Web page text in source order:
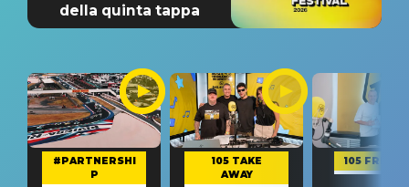
della quinta tappa
#PARTNERSHI
P
105 TAKE
AWAY
105